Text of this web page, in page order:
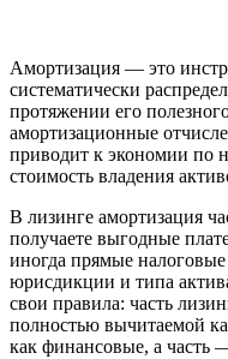
Амортизация — это
систематически
протяжении его
амортизационные
приводит к экономии по
стоимость владения
В лизинге амортизация
получаете выгодные
иногда прямые налоговые
юрисдикции и типа
свои правила: часть
полностью вычитаемой
как финансовые, а часть